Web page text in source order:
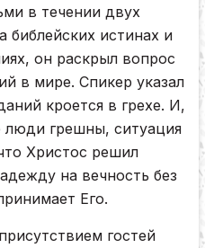
в течении двух
библейских истинах и
он раскрыл вопрос
в мире. Спикер указал
кроется в грехе. И,
люди грешны, ситуация
Христос решил
на вечность без
Его.
гостей